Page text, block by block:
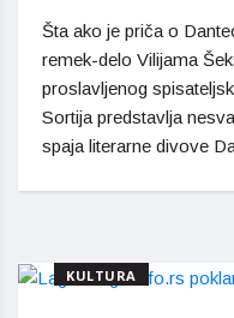
Šta ako je priča o
remek-delo Vilijama
proslavljenog
Sortija predstavlja
spaja literarne divove
KULTURA